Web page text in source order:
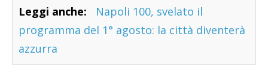
Leggi anche:
Napoli 100, svelato il
programma del 1° agosto: la città diventerà
azzurra